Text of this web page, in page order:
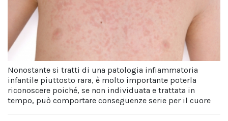
Nonostante si tratti di una patologia infiammatoria
infantile piuttosto rara, è molto importante poterla
riconoscere poiché, se non individuata e trattata in
tempo, può comportare conseguenze serie per il cuore